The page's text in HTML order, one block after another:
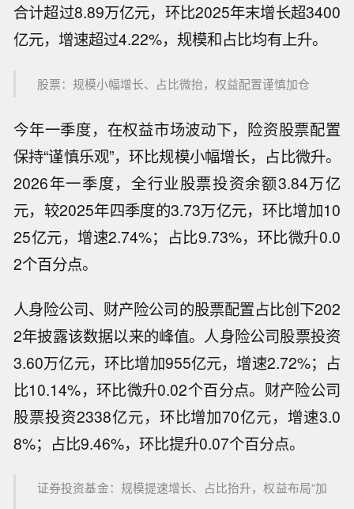
合计超过8.89万亿元，环比2025年末增长超3400
亿元，增速超过4.22%，规模和占比均有上升。
股票：规模小幅增长、占比微抬，权益配置谨慎加仓
今年一季度，在权益市场波动下，险资股票配置
保持“谨慎乐观”，环比规模小幅增长，占比微升。
2026年一季度，全行业股票投资余额3.84万亿
元，较2025年四季度的3.73万亿元，环比增加10
25亿元，增速2.74%；占比9.73%，环比微升0.0
2个百分点。
人身险公司、财产险公司的股票配置占比创下202
2年披露该数据以来的峰值。人身险公司股票投资
3.60万亿元，环比增加955亿元，增速2.72%；占
比10.14%，环比微升0.02个百分点。财产险公司
股票投资2338亿元，环比增加70亿元，增速3.0
8%；占比9.46%，环比提升0.07个百分点。
证券投资基金：规模提速增长、占比抬升，权益布局“加